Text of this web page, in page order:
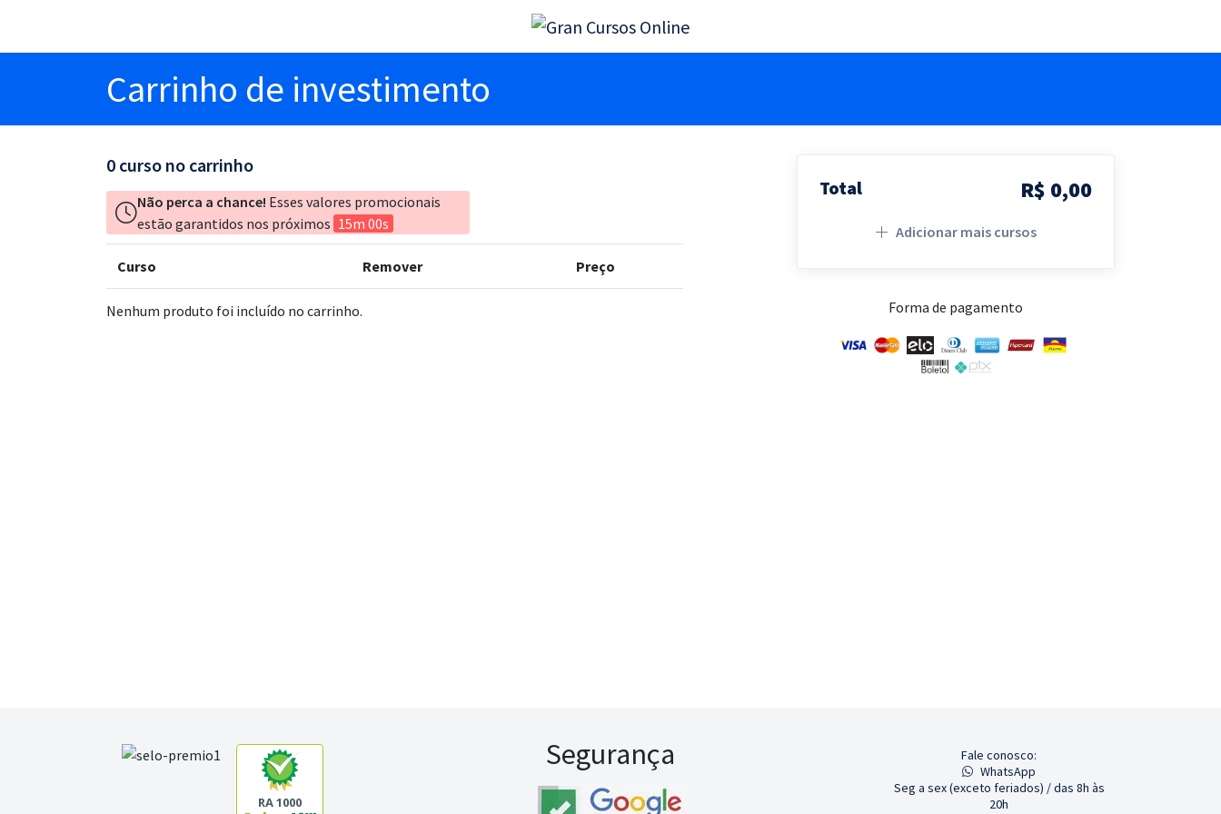
Carrinho de investimento
0 curso no carrinho
Não perca a chance! Esses valores promocionais
estão garantidos nos próximos 15m 00s
Curso Remover Preço
Nenhum produto foi incluído no carrinho.
Total R$ 0,00
Adicionar mais cursos
Forma de pagamento
RA 1000
Segurança
Fale conosco:
WhatsApp
Seg a sex (exceto feriados) / das 8h às
20h